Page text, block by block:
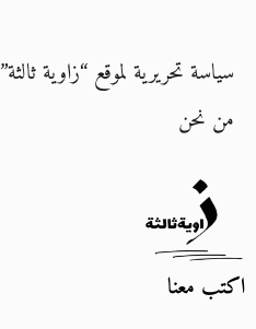
سياسة تحريرية لموقع “زاوية ثالثة”
من نحن
اكتب معنا